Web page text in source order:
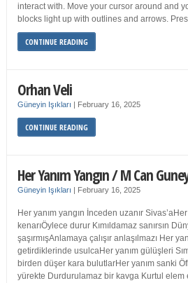
interact with. Move your cursor around and
blocks light up with outlines and arrows.
CONTINUE READING
Orhan Veli
Güneyin Işıkları | February 16, 2025
CONTINUE READING
Her Yanım Yangın / M Can
Güneyin Işıkları | February 16, 2025
Her yanım yangın İnceden uzanır
kenarıÖylece durur Kımıldamaz sanırsın
şaşırmışAnlamaya çalışır anlaşılmazı Her
getirdiklerinde usulcaHer yanım gülüşleri
birden düşer kara bulutlarHer yanım sanki
yürekte Durdurulamaz bir kavga Kurtul elem